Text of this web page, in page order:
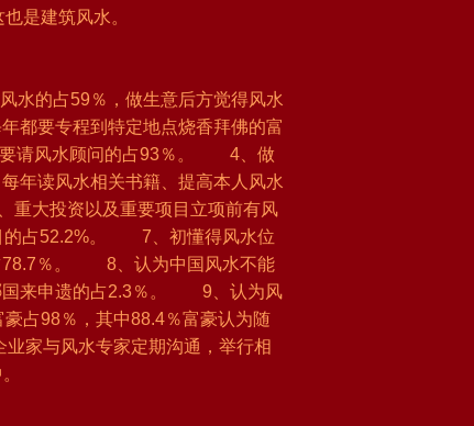
是建筑风水。
水的占59％，做生意后方觉得风水
要专程到特定地点烧香拜佛的富
请风水顾问的占93％。 4、做
读风水相关书籍、提高本人风水
大投资以及重要项目立项前有风
的占52.2%。 7、初懂得风水位
78.7％。 8、认为中国风水不能
国来申遗的占2.3％。 9、认为风
占98％，其中88.4％富豪认为随
家与风水专家定期沟通，举行相